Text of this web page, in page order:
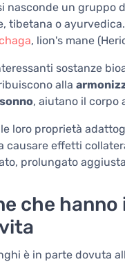
nasconde un gruppo
tibetana o
, lion's mane
sostanze
alla
, aiutano il corpo
loro proprietà
causare effetti
prolungato
che
è in parte dovuta